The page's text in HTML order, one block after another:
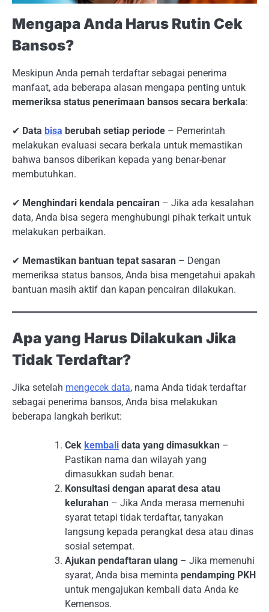
Mengapa Anda Harus Rutin Cek
Bansos?
Meskipun Anda pernah terdaftar sebagai penerima
manfaat, ada beberapa alasan mengapa penting untuk
memeriksa status penerimaan bansos secara berkala:
✔ Data bisa berubah setiap periode – Pemerintah
melakukan evaluasi secara berkala untuk memastikan
bahwa bansos diberikan kepada yang benar-benar
membutuhkan.
✔ Menghindari kendala pencairan – Jika ada kesalahan
data, Anda bisa segera menghubungi pihak terkait untuk
melakukan perbaikan.
✔ Memastikan bantuan tepat sasaran – Dengan
memeriksa status bansos, Anda bisa mengetahui apakah
bantuan masih aktif dan kapan pencairan dilakukan.
Apa yang Harus Dilakukan Jika
Tidak Terdaftar?
Jika setelah mengecek data, nama Anda tidak terdaftar
sebagai penerima bansos, Anda bisa melakukan
beberapa langkah berikut:
Cek kembali data yang dimasukkan –
Pastikan nama dan wilayah yang
dimasukkan sudah benar.
Konsultasi dengan aparat desa atau
kelurahan – Jika Anda merasa memenuhi
syarat tetapi tidak terdaftar, tanyakan
langsung kepada perangkat desa atau dinas
sosial setempat.
Ajukan pendaftaran ulang – Jika memenuhi
syarat, Anda bisa meminta pendamping PKH
untuk mengajukan kembali data Anda ke
Kemensos.